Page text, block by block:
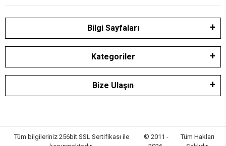
Bilgi Sayfaları
Kategoriler
Bize Ulaşın
Tüm bilgileriniz 256bit SSL Sertifikası ile
© 2011 -
Tüm Hakları